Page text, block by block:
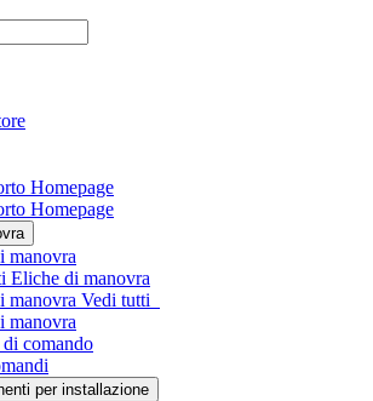
Homepage
Homepage
manovra
Eliche di manovra
manovra Vedi tutti
manovra
comando
per installazione